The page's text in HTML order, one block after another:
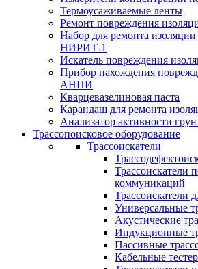
Термоусаживаемые ленты
Ремонт повреждения
Набор для ремонта изоляции
НИРИТ-1
Искатель повреждения
Прибор нахождения
АНПИ
Кварцевазелиновая паста
Карандаш для ремонта
Анализатор активности
Трассопоисковое оборудование
Трассоискатели
Трассоискатели
коммуникаций
Трассоискатели
Универсальные
Акустические
Индукционные
Пассивные
Кабельные